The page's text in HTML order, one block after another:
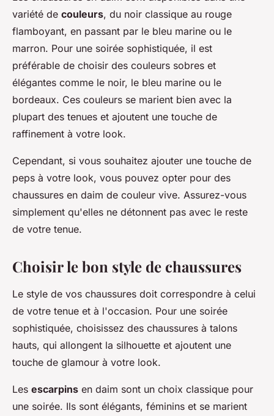
variété de couleurs, du noir classique au rouge
flamboyant, en passant par le bleu marine ou le
marron. Pour une soirée sophistiquée, il est
préférable de choisir des couleurs sobres et
élégantes comme le noir, le bleu marine ou le
bordeaux. Ces couleurs se marient bien avec la
plupart des tenues et ajoutent une touche de
raffinement à votre look.
Cependant, si vous souhaitez ajouter une touche de
peps à votre look, vous pouvez opter pour des
chaussures en daim de couleur vive. Assurez-vous
simplement qu'elles ne détonnent pas avec le reste
de votre tenue.
Choisir le bon style de chaussures
Le style de vos chaussures doit correspondre à celui
de votre tenue et à l'occasion. Pour une soirée
sophistiquée, choisissez des chaussures à talons
hauts, qui allongent la silhouette et ajoutent une
touche de glamour à votre look.
Les escarpins en daim sont un choix classique pour
une soirée. Ils sont élégants, féminins et se marient